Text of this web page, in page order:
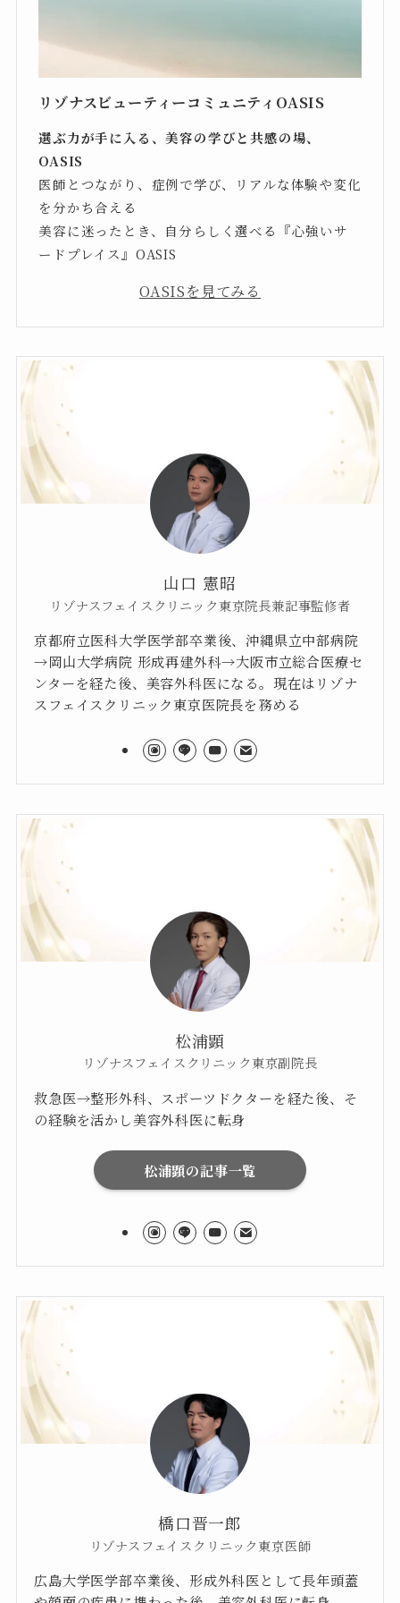
リゾナスビューティーコミュニティOASIS
選ぶ力が手に入る、美容の学びと共感の場、
OASIS
医師とつながり、症例で学び、リアルな体験や変化
を分かち合える
美容に迷ったとき、自分らしく選べる『心強いサ
ードプレイス』OASIS
OASISを見てみる
山口 憲昭
リゾナスフェイスクリニック東京院長兼記事監修者
京都府立医科大学医学部卒業後、沖縄県立中部病院
→岡山大学病院 形成再建外科→大阪市立総合医療セ
ンターを経た後、美容外科医になる。現在はリゾナ
スフェイスクリニック東京医院長を務める
松浦顕
リゾナスフェイスクリニック東京副院長
救急医→整形外科、スポーツドクターを経た後、そ
の経験を活かし美容外科医に転身
松浦顕の記事一覧
橋口晋一郎
リゾナスフェイスクリニック東京医師
広島大学医学部卒業後、形成外科医として長年頭蓋